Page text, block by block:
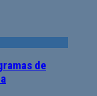
de